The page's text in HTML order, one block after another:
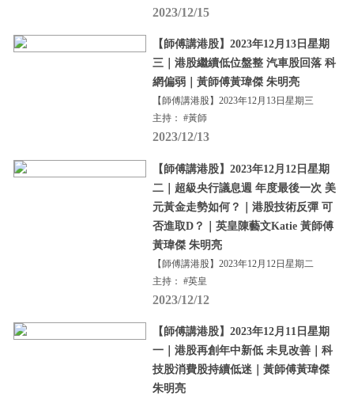
2023/12/15
【師傅講港股】2023年12月13日星期
三｜港股繼續低位盤整 汽車股回落 科
網偏弱｜黃師傅黃瑋傑 朱明亮
【師傅講港股】2023年12月13日星期三
主持： #黃師
2023/12/13
【師傅講港股】2023年12月12日星期
二｜超級央行議息週 年度最後一次 美
元黃金走勢如何？｜港股技術反彈 可
否進取D？｜英皇陳藝文Katie 黃師傅
黃瑋傑 朱明亮
【師傅講港股】2023年12月12日星期二
主持： #英皇
2023/12/12
【師傅講港股】2023年12月11日星期
一｜港股再創年中新低 未見改善｜科
技股消費股持續低迷｜黃師傅黃瑋傑
朱明亮